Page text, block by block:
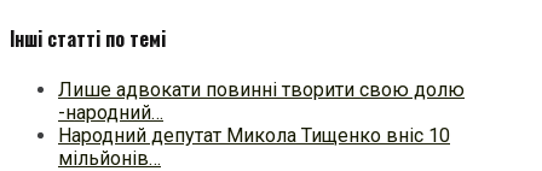
Інші статті по темі
Лише адвокати повинні творити свою долю
-народний…
Народний депутат Микола Тищенко вніс 10
мільйонів…